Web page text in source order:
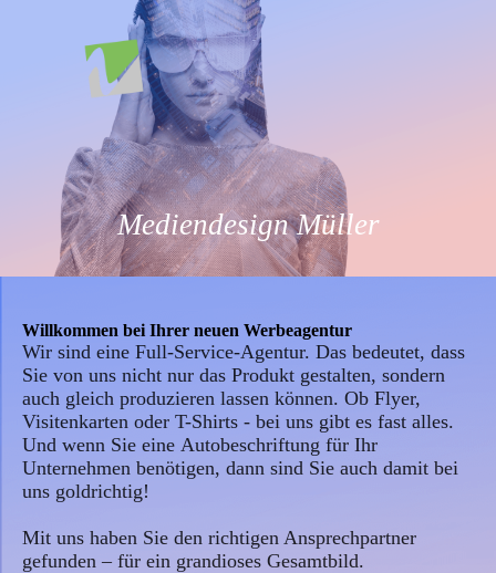
Mediendesign Müller
Willkommen bei Ihrer neuen Werbeagentur
Wir sind eine Full-Service-Agentur. Das bedeutet, dass
Sie von uns nicht nur das Produkt gestalten, sondern
auch gleich produzieren lassen können. Ob Flyer,
Visitenkarten oder T-Shirts - bei uns gibt es fast alles.
Und wenn Sie eine Autobeschriftung für Ihr
Unternehmen benötigen, dann sind Sie auch damit bei
uns goldrichtig!
Mit uns haben Sie den richtigen Ansprechpartner
gefunden – für ein grandioses Gesamtbild.